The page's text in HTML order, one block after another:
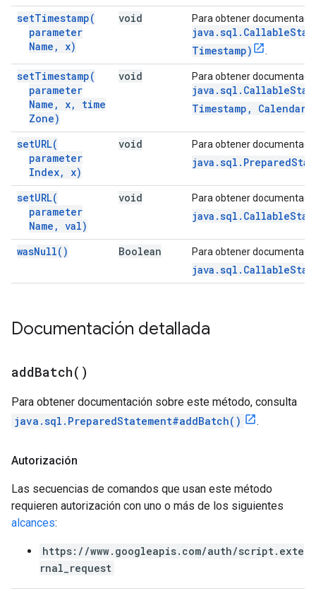
setTimestamp(
parameter
Name , x)
void Para obtener
Timestamp)
setTimestamp(
parameter
Name , x,
time
Zone)
void Para obtener
Timestamp, Calendar)
setURL(
parameter
Index, x)
void Para obtener
setURL(
parameter
Name , val)
void Para obtener
wasNull( ) Boolean Para obtener
Documentación detallada
addBatch( )
Para obtener documentación sobre este método, consulta
java.sql.PreparedStatement#addBatch()
.
Autorización
Las secuencias de comandos que usan este método
requieren autorización con uno o más de los siguientes
alcances:
https://www.googleapis.com/auth/script.exte
rnal_request